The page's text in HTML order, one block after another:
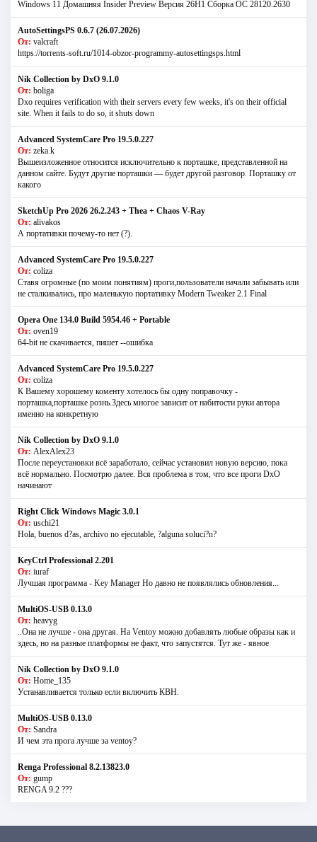
Windows 11 Домашняя Insider Preview Версия 26H1 Сборка ОС 28120.2630
AutoSettingsPS 0.6.7 (26.07.2026)
От: valcraft
https://torrents-soft.ru/1014-obzor-programmy-autosettingsps.html
Nik Collection by DxO 9.1.0
От: boliga
Dxo requires verification with their servers every few weeks, it's on their official
site. When it fails to do so, it shuts down
Advanced SystemCare Pro 19.5.0.227
От: zeka.k
Вышеизложенное относится исключительно к порташке, представленной на
данном сайте. Будут другие порташки — будет другой разговор. Порташку от
какого
SketchUp Pro 2026 26.2.243 + Thea + Chaos V-Ray
От: alivakos
А портативки почему-то нет (?).
Advanced SystemCare Pro 19.5.0.227
От: coliza
Ставя огромные (по моим понятиям) проги,пользователи начали забывать или
не сталкивались, про маленькую портативку Modern Tweaker 2.1 Final
Opera One 134.0 Build 5954.46 + Portable
От: oven19
64-bit не скачивается, пишет --ошибка
Advanced SystemCare Pro 19.5.0.227
От: coliza
К Вашему хорошему коменту хотелось бы одну поправочку -
порташка,порташке рознь.Здесь многое зависит от набитости руки автора
именно на конкретную
Nik Collection by DxO 9.1.0
От: AlexAlex23
После переустановки всё заработало, сейчас установил новую версию, пока
всё нормально. Посмотрю далее. Вся проблема в том, что все проги DxO
начинают
Right Click Windows Magic 3.0.1
От: uschi21
Hola, buenos d?as, archivo no ejecutable, ?alguna soluci?n?
KeyCtrl Professional 2.201
От: iuraf
Лучшая программа - Key Manager Но давно не появлялись обновления...
MultiOS-USB 0.13.0
От: heavyg
..Она не лучше - она другая. На Ventoy можно добавлять любые образы как и
здесь, но на разные платформы не факт, что запустятся. Тут же - явное
Nik Collection by DxO 9.1.0
От: Home_135
Устанавливается только если включить КВН.
MultiOS-USB 0.13.0
От: Sandra
И чем эта прога лучше за ventoy?
Renga Professional 8.2.13823.0
От: gump
RENGA 9.2 ???